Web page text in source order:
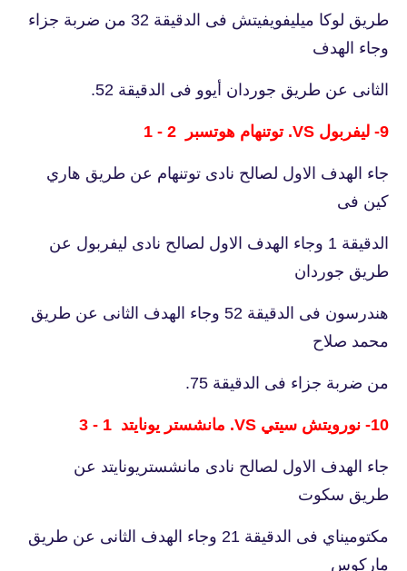
طريق لوكا ميليفويفيتش فى الدقيقة 32 من ضربة جزاء
وجاء الهدف
الثانى عن طريق جوردان أيوو فى الدقيقة 52.
9- ليفربول VS. توتنهام هوتسبر 2 - 1
جاء الهدف الاول لصالح نادى توتنهام عن طريق هاري
كين فى
الدقيقة 1 وجاء الهدف الاول لصالح نادى ليفربول عن
طريق جوردان
هندرسون فى الدقيقة 52 وجاء الهدف الثانى عن طريق
محمد صلاح
من ضربة جزاء فى الدقيقة 75.
10- نورويتش سيتي VS. مانشستر يونايتد 1 - 3
جاء الهدف الاول لصالح نادى مانشستريونايتد عن
طريق سكوت
مكتوميناي فى الدقيقة 21 وجاء الهدف الثانى عن طريق
ماركوس